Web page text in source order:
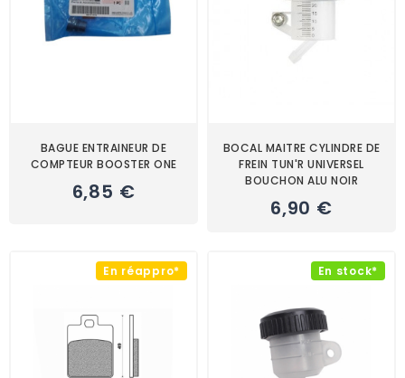
BAGUE ENTRAINEUR DE
COMPTEUR BOOSTER ONE
6,85 €
BOCAL MAITRE CYLINDRE DE
FREIN TUN'R UNIVERSEL
BOUCHON ALU NOIR
6,90 €
En réappro* En stock*